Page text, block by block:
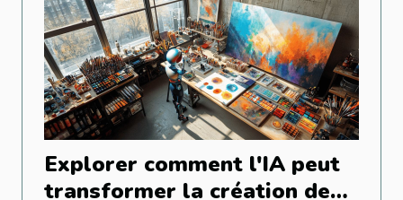
Explorer comment l'IA peut
transformer la création de